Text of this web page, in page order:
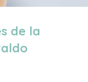
de la